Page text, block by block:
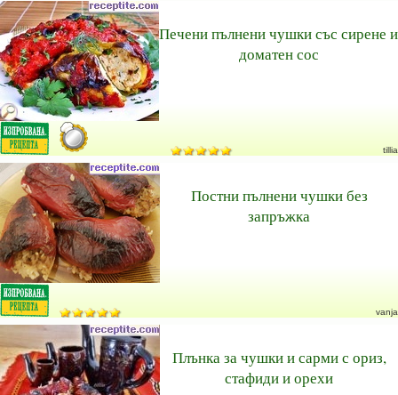
Печени пълнени чушки със сирене и
доматен сос
tillia
Постни пълнени чушки без
запръжка
vanja
Плънка за чушки и сарми с ориз,
стафиди и орехи